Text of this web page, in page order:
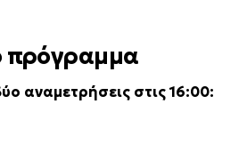
πρόγραμμα
αναμετρήσεις στις 16:00: